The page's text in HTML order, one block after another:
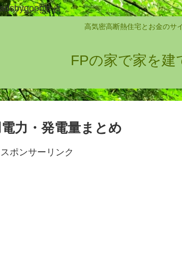
高気密高断熱住宅とお金のサ
FPの家で家を建
力・発電量まとめ
スポンサーリンク